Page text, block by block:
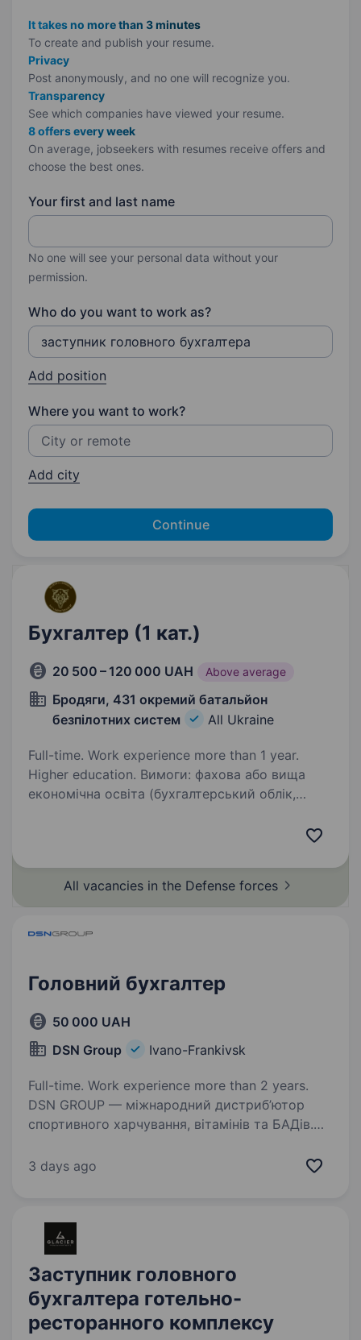
It takes no more than 3 minutes
To create and publish your resume.
Privacy
Post anonymously, and no one will recognize you.
Transparency
See which companies have viewed your resume.
8 offers every week
On average, jobseekers with resumes receive offers and
choose the best ones.
Your first and last name
No one will see your personal data without your
permission.
Who do you want to work as?
Add position
Where you want to work?
Add city
Continue
Бухгалтер (1 кат.)
20 500 – 120 000 UAH Above average
Бродяги, 431 окремий батальйон
безпілотних систем
All Ukraine
Full-time. Work experience more than 1 year.
Higher education. Вимоги: фахова або вища
економічна освіта (бухгалтерський облік,
впевнений користувач ПК (MS Office), знання
Казначейство»; вільне…
All vacancies in the Defense forces
Головний бухгалтер
50 000 UAH
DSN Group
Ivano-Frankivsk
Full-time. Work experience more than 2 years.
DSN GROUP — міжнародний дистриб’ютор
спортивного харчування, вітамінів та БАДів.
бренди, партнерів і кінцевих споживачів,
3 days ago
Заступник головного
бухгалтера готельно-
ресторанного комплексу